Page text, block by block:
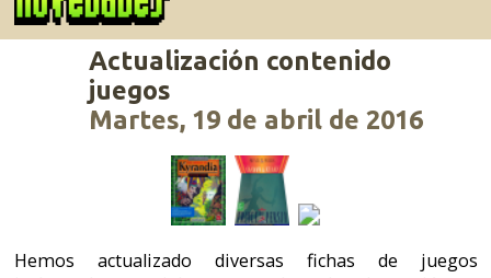
Actualización contenido
juegos
Martes, 19 de abril de 2016
Hemos actualizado diversas fichas de juegos
incluyendo material nuevo o adaptado a la versión en
En The Legend of Kyrandia
actualizamos el libro de
pistas añadiendo la versión en español.